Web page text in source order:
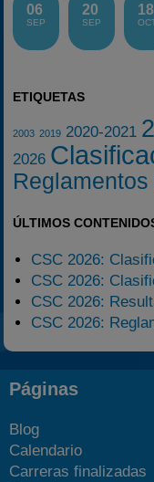
06
SEP
20
SEP
18
ETIQUETAS
2003 2019 2020-2021
2026
Reglamentos
ÚLTIMOS
CSC 2026:
CSC 2026:
CSC 2026:
CSC 2026:
Páginas
Blog
Calendario
Carreras finalizadas